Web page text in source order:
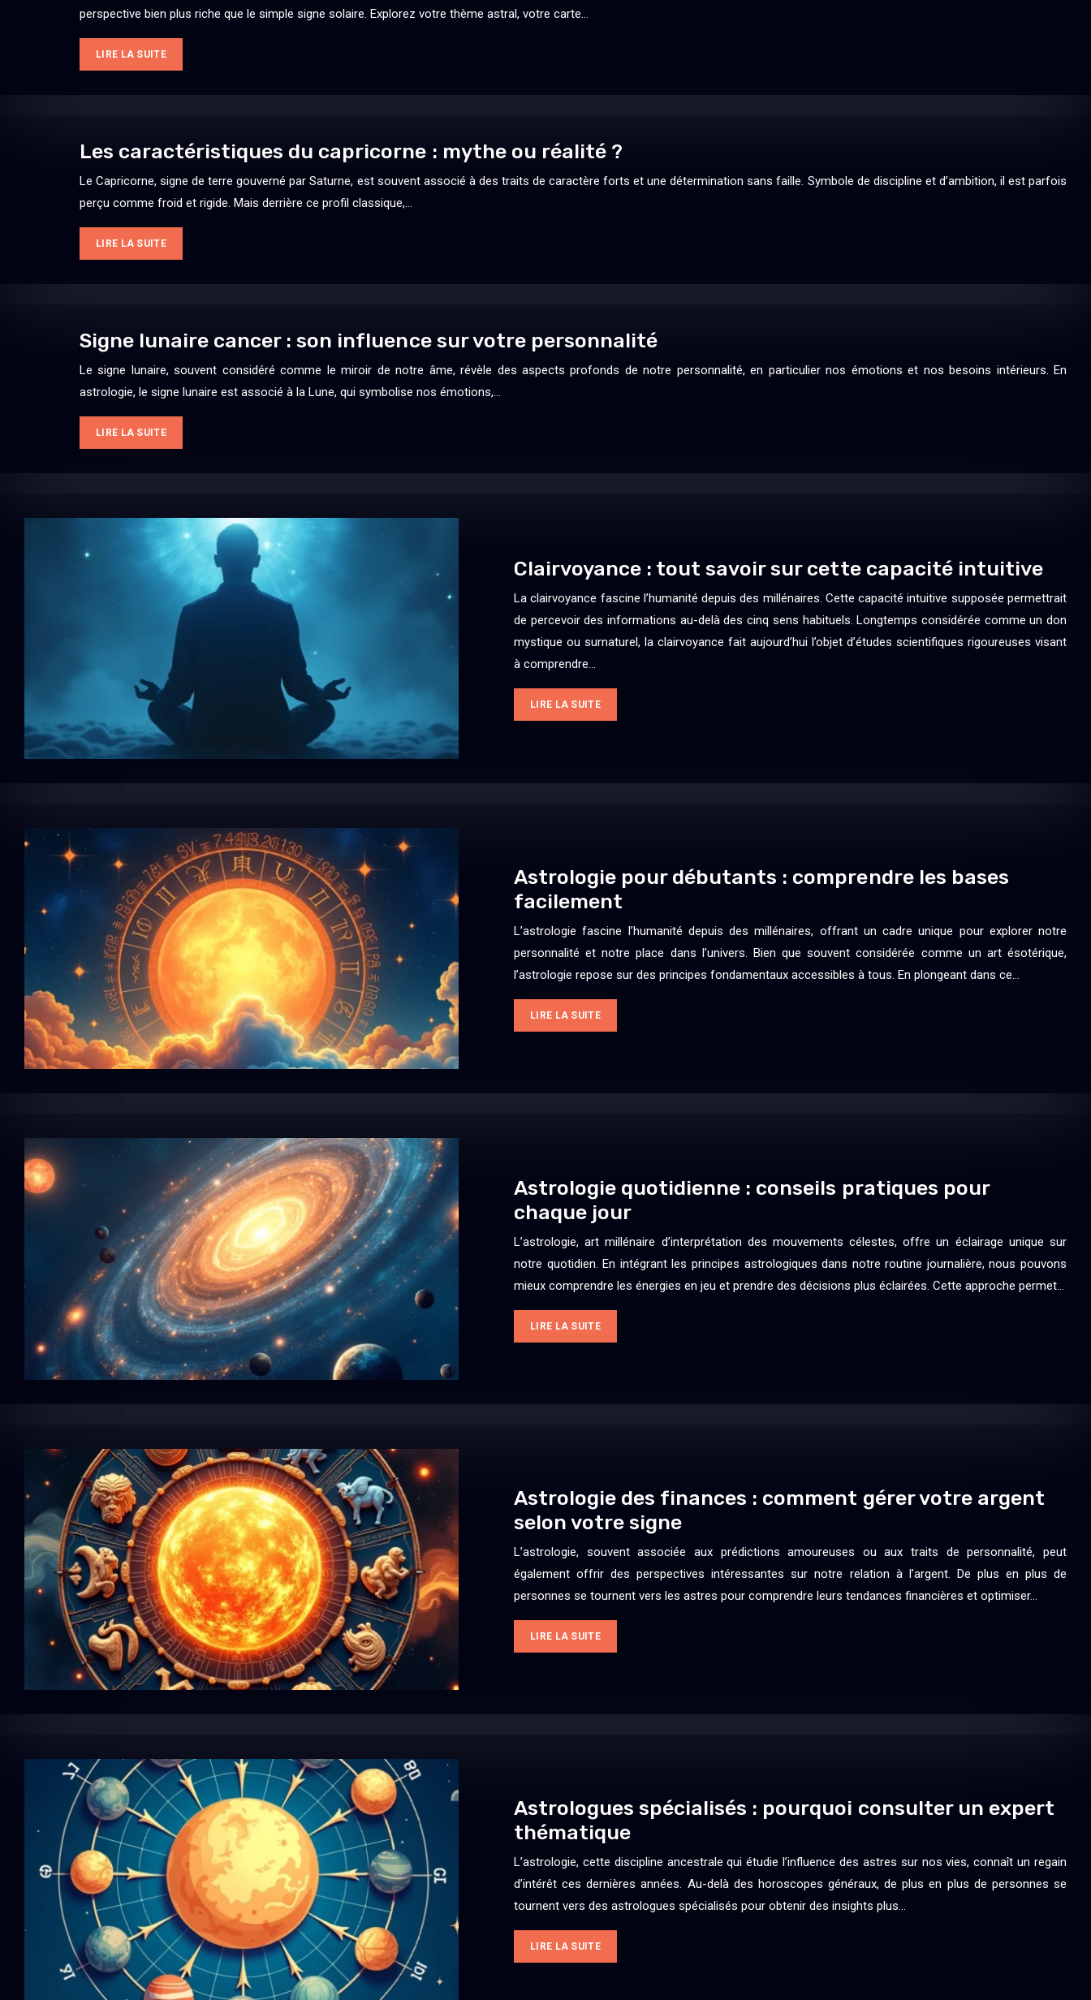
perspective bien plus riche que le simple signe solaire. Explorez votre thème astral, votre carte…
LIRE LA SUITE
Les caractéristiques du capricorne : mythe ou réalité ?
Le Capricorne, signe de terre gouverné par Saturne, est souvent associé à des traits de caractère forts et une détermination sans faille. Symbole de discipline et d’ambition, il est parfois
perçu comme froid et rigide. Mais derrière ce profil classique,…
LIRE LA SUITE
Signe lunaire cancer : son influence sur votre personnalité
Le signe lunaire, souvent considéré comme le miroir de notre âme, révèle des aspects profonds de notre personnalité, en particulier nos émotions et nos besoins intérieurs. En
astrologie, le signe lunaire est associé à la Lune, qui symbolise nos émotions,…
LIRE LA SUITE
Clairvoyance : tout savoir sur cette capacité intuitive
La clairvoyance fascine l’humanité depuis des millénaires. Cette capacité intuitive supposée permettrait
de percevoir des informations au-delà des cinq sens habituels. Longtemps considérée comme un don
mystique ou surnaturel, la clairvoyance fait aujourd’hui l’objet d’études scientifiques rigoureuses visant
à comprendre…
LIRE LA SUITE
Astrologie pour débutants : comprendre les bases
facilement
L’astrologie fascine l’humanité depuis des millénaires, offrant un cadre unique pour explorer notre
personnalité et notre place dans l’univers. Bien que souvent considérée comme un art ésotérique,
l’astrologie repose sur des principes fondamentaux accessibles à tous. En plongeant dans ce…
LIRE LA SUITE
Astrologie quotidienne : conseils pratiques pour
chaque jour
L’astrologie, art millénaire d’interprétation des mouvements célestes, offre un éclairage unique sur
notre quotidien. En intégrant les principes astrologiques dans notre routine journalière, nous pouvons
mieux comprendre les énergies en jeu et prendre des décisions plus éclairées. Cette approche permet…
LIRE LA SUITE
Astrologie des finances : comment gérer votre argent
selon votre signe
L’astrologie, souvent associée aux prédictions amoureuses ou aux traits de personnalité, peut
également offrir des perspectives intéressantes sur notre relation à l’argent. De plus en plus de
personnes se tournent vers les astres pour comprendre leurs tendances financières et optimiser…
LIRE LA SUITE
Astrologues spécialisés : pourquoi consulter un expert
thématique
L’astrologie, cette discipline ancestrale qui étudie l’influence des astres sur nos vies, connaît un regain
d’intérêt ces dernières années. Au-delà des horoscopes généraux, de plus en plus de personnes se
tournent vers des astrologues spécialisés pour obtenir des insights plus…
LIRE LA SUITE